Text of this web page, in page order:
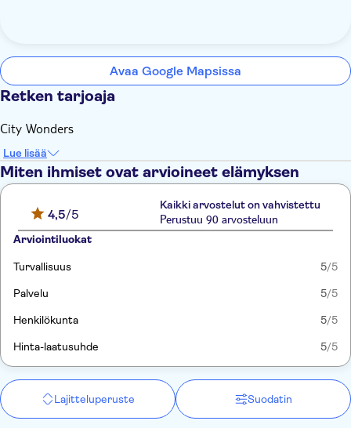
Avaa Google Mapsissa
Retken tarjoaja
City Wonders
Lue lisää
Miten ihmiset ovat arvioineet elämyksen
4,5/5
Kaikki arvostelut on vahvistettu
Perustuu 90 arvosteluun
Arviointiluokat
Turvallisuus 5/5
Palvelu 5/5
Henkilökunta 5/5
Hinta-laatusuhde 5/5
Lajitteluperuste Suodatin